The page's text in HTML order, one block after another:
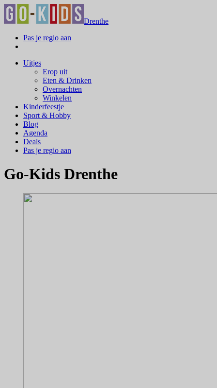
Drenthe
Pas je regio aan
Uitjes
Erop uit
Eten & Drinken
Overnachten
Winkelen
Kinderfeestje
Sport & Hobby
Blog
Agenda
Deals
Pas je regio aan
Go-Kids Drenthe